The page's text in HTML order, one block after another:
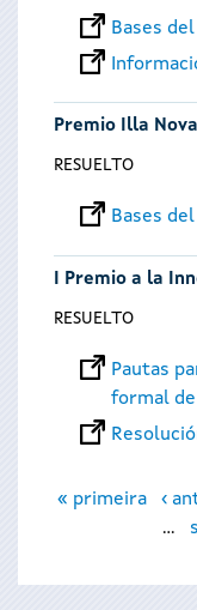
Bases
Premio Illa
RESUELTO
Bases
I Premio a la
RESUELTO
Pautas
formal
Páginas
« primeira ‹
…